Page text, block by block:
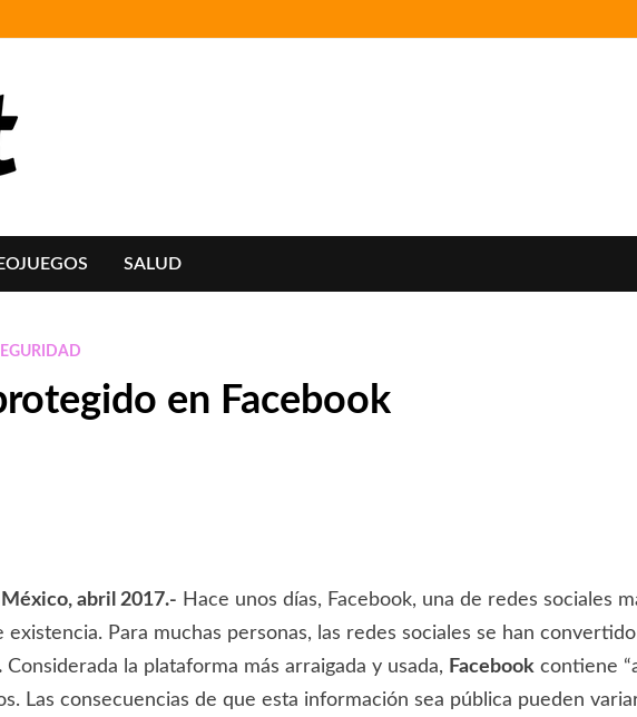
SALUD
en Facebook
abril 2017.- Hace unos días, Facebook, una de redes sociales
existencia. Para muchas personas, las redes sociales se han
Considerada la plataforma más arraigada y usada, Facebook contiene
Las consecuencias de que esta información sea pública pueden